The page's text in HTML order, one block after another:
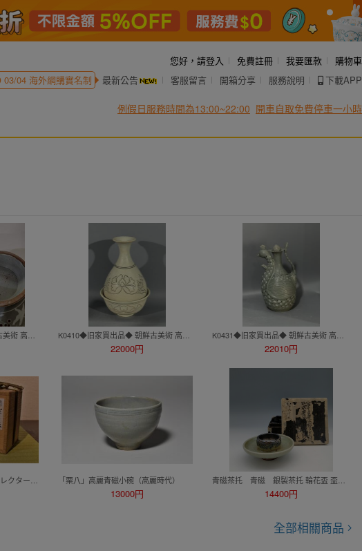
您好， 請登入 免費註冊 我要匯款
購物車
03/04海外網購實名制 最新公告 客服留言 開箱分享 服務說明 下載APP
例假日服務時間為13:00~22:00 開車自取免費停車一小時
22000円 22010円
「栗八」高麗青磁小碗（高麗時代）
13000円 14400円
全部相關商品